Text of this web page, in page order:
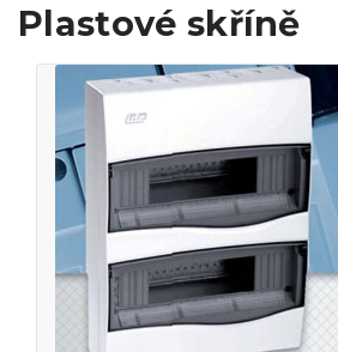
Plastové skříně